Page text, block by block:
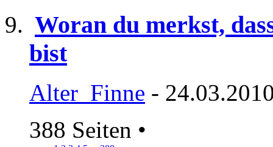
Woran du merkst,
bist
Alter_Finne -
388 Seiten •